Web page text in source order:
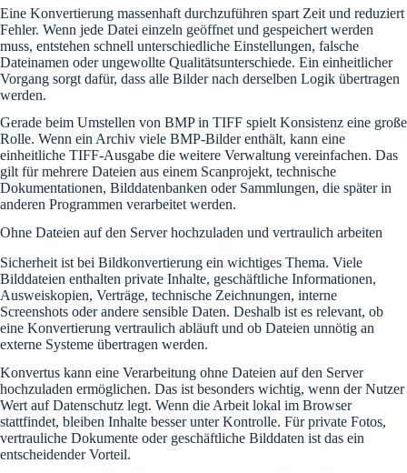
Eine Konvertierung massenhaft durchzuführen spart Zeit und reduziert
Fehler. Wenn jede Datei einzeln geöffnet und gespeichert werden
muss, entstehen schnell unterschiedliche Einstellungen, falsche
Dateinamen oder ungewollte Qualitätsunterschiede. Ein einheitlicher
Vorgang sorgt dafür, dass alle Bilder nach derselben Logik übertragen
werden.
Gerade beim Umstellen von BMP in TIFF spielt Konsistenz eine große
Rolle. Wenn ein Archiv viele BMP-Bilder enthält, kann eine
einheitliche TIFF-Ausgabe die weitere Verwaltung vereinfachen. Das
gilt für mehrere Dateien aus einem Scanprojekt, technische
Dokumentationen, Bilddatenbanken oder Sammlungen, die später in
anderen Programmen verarbeitet werden.
Ohne Dateien auf den Server hochzuladen und vertraulich arbeiten
Sicherheit ist bei Bildkonvertierung ein wichtiges Thema. Viele
Bilddateien enthalten private Inhalte, geschäftliche Informationen,
Ausweiskopien, Verträge, technische Zeichnungen, interne
Screenshots oder andere sensible Daten. Deshalb ist es relevant, ob
eine Konvertierung vertraulich abläuft und ob Dateien unnötig an
externe Systeme übertragen werden.
Konvertus kann eine Verarbeitung ohne Dateien auf den Server
hochzuladen ermöglichen. Das ist besonders wichtig, wenn der Nutzer
Wert auf Datenschutz legt. Wenn die Arbeit lokal im Browser
stattfindet, bleiben Inhalte besser unter Kontrolle. Für private Fotos,
vertrauliche Dokumente oder geschäftliche Bilddaten ist das ein
entscheidender Vorteil.